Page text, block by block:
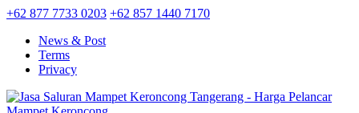
+62 877 7733 0203 +62 857 1440 7170
News & Post
Terms
Privacy